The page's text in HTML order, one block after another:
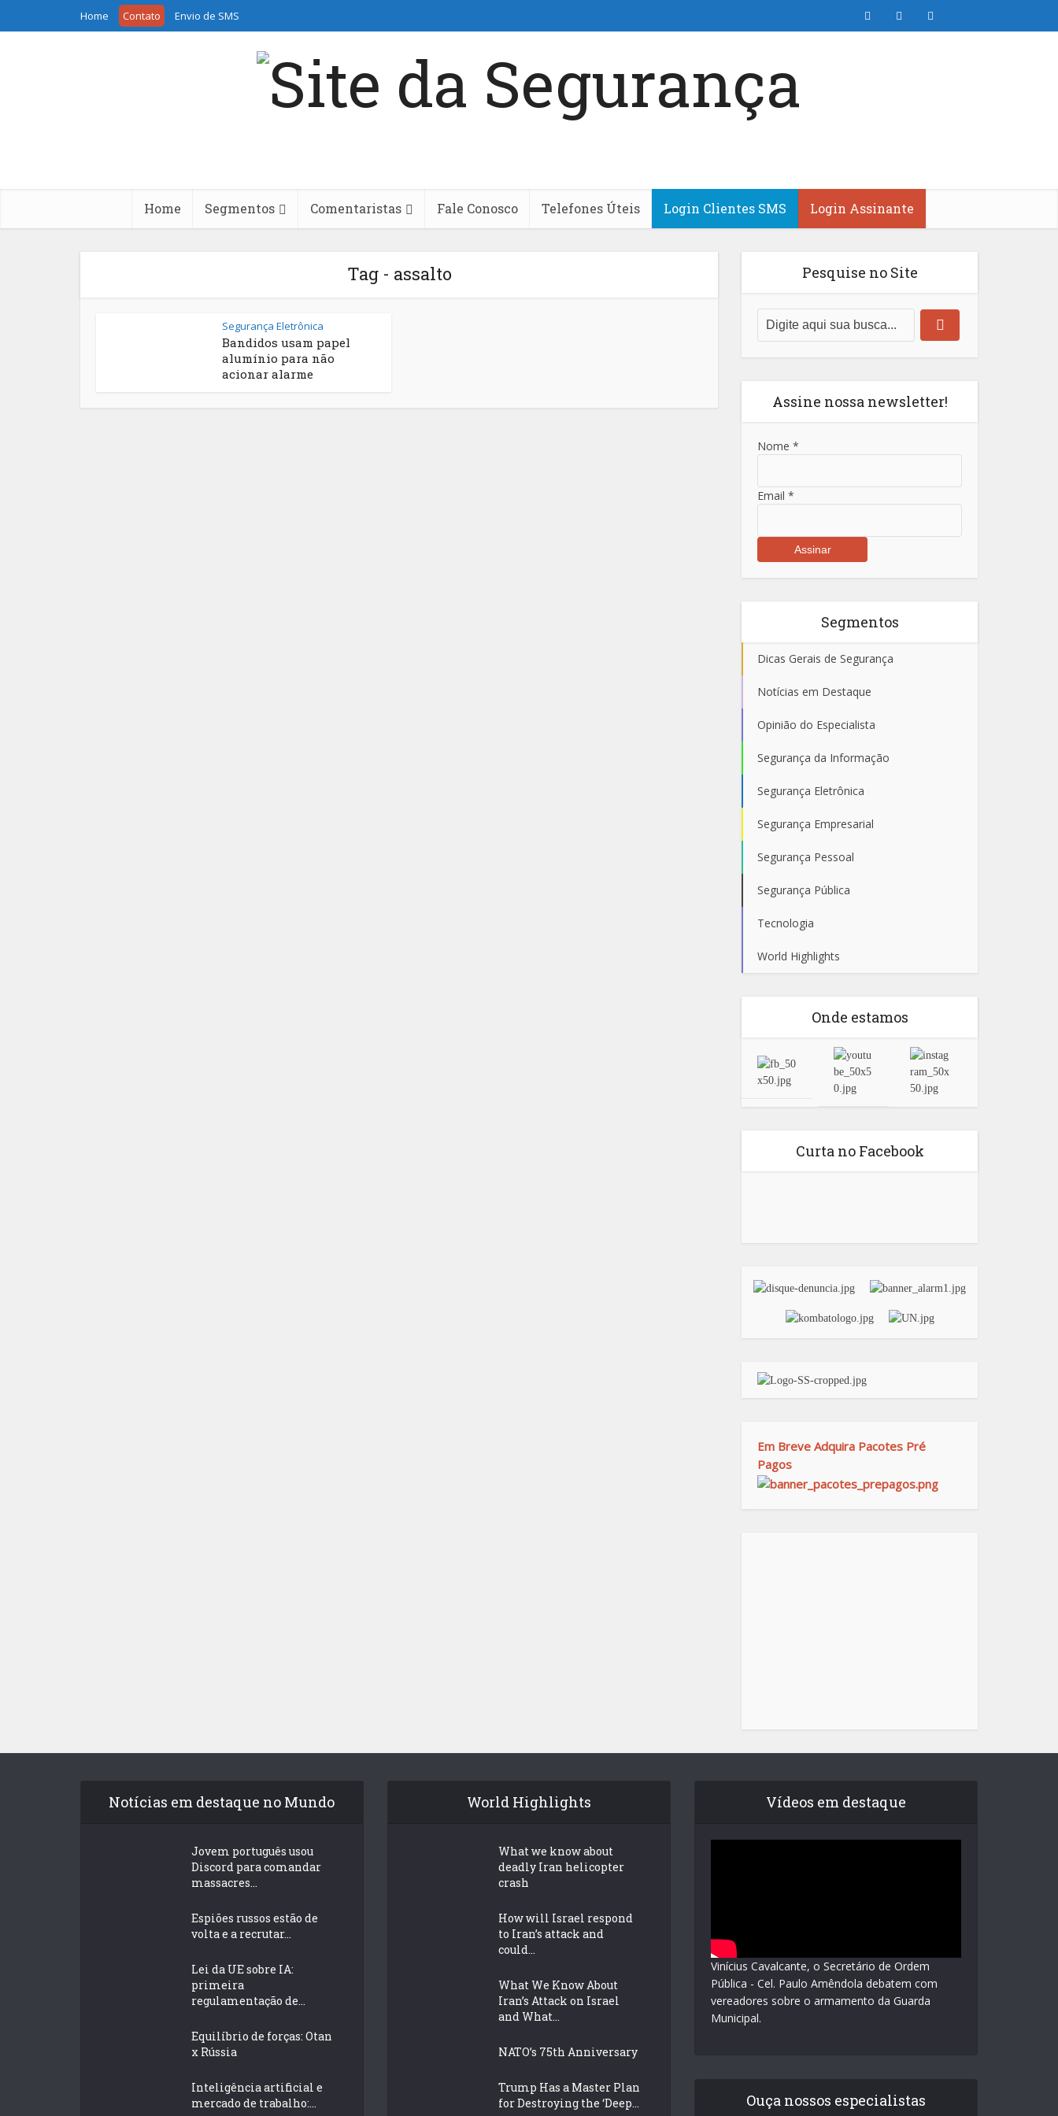
Home Contato Envio de SMS
Home Segmentos Comentaristas Fale Conosco Telefones Úteis Login Clientes SMS Login Assinante
Tag - assalto
Segurança Eletrônica
Bandidos usam papel
alumínio para não
acionar alarme
Pesquise no Site
Assine nossa newsletter!
Nome *
Email *
Segmentos
Dicas Gerais de Segurança
Notícias em Destaque
Opinião do Especialista
Segurança da Informação
Segurança Eletrônica
Segurança Empresarial
Segurança Pessoal
Segurança Pública
Tecnologia
World Highlights
Onde estamos
Curta no Facebook
Em Breve Adquira Pacotes Pré
Pagos
Notícias em destaque no Mundo
Jovem português usou
Discord para comandar
massacres...
Espiões russos estão de
volta e a recrutar...
Lei da UE sobre IA:
primeira
regulamentação de...
Equilíbrio de forças: Otan
x Rússia
Inteligência artificial e
mercado de trabalho:...
World Highlights
What we know about
deadly Iran helicopter
crash
How will Israel respond
to Iran’s attack and
could...
What We Know About
Iran’s Attack on Israel
and What...
NATO’s 75th Anniversary
Trump Has a Master Plan
for Destroying the ‘Deep...
Vídeos em destaque
Vinícius Cavalcante, o Secretário de Ordem
Pública - Cel. Paulo Amêndola debatem com
vereadores sobre o armamento da Guarda
Municipal.
Ouça nossos especialistas